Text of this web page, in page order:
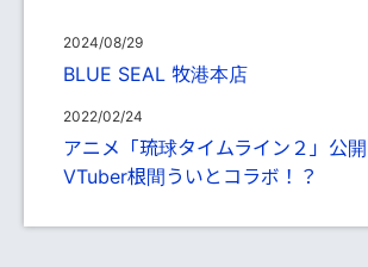
2024/08/29
BLUE SEAL 牧港本店
2022/02/24
アニメ「琉球タイムライン２」公開
VTuber根間ういとコラボ！？